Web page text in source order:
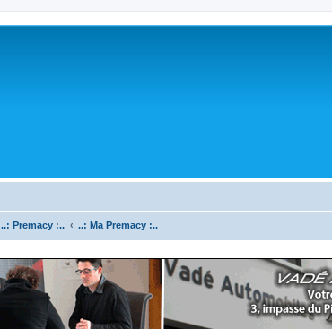
..: Premacy :.. ..: Ma Premacy :..